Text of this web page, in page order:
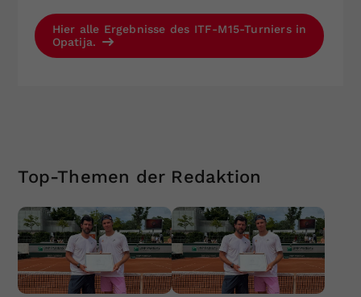
Hier alle Ergebnisse des ITF-M15-Turniers in
Opatija.
Top-Themen der Redaktion